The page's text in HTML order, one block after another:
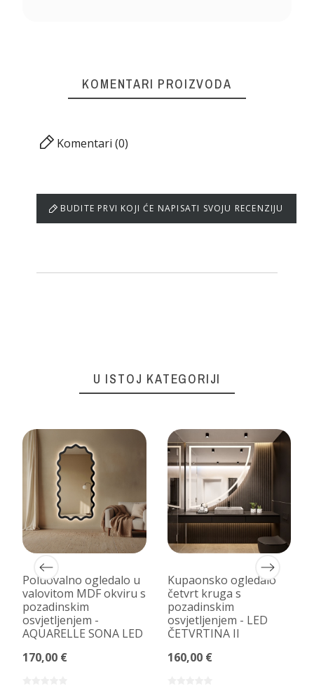
KOMENTARI PROIZVODA
Komentari (0)
BUDITE PRVI KOJI ĆE NAPISATI SVOJU RECENZIJU
U ISTOJ KATEGORIJI
Poluovalno ogledalo u
valovitom MDF okviru s
pozadinskim
osvjetljenjem -
AQUARELLE SONA LED
170,00 €
Kupaonsko ogledalo
četvrt kruga s
pozadinskim
osvjetljenjem - LED
ČETVRTINA II
160,00 €